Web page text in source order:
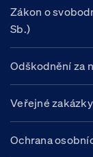
Zákon o
Sb.)
Odškodnění za
Veřejné zakázky
Ochrana